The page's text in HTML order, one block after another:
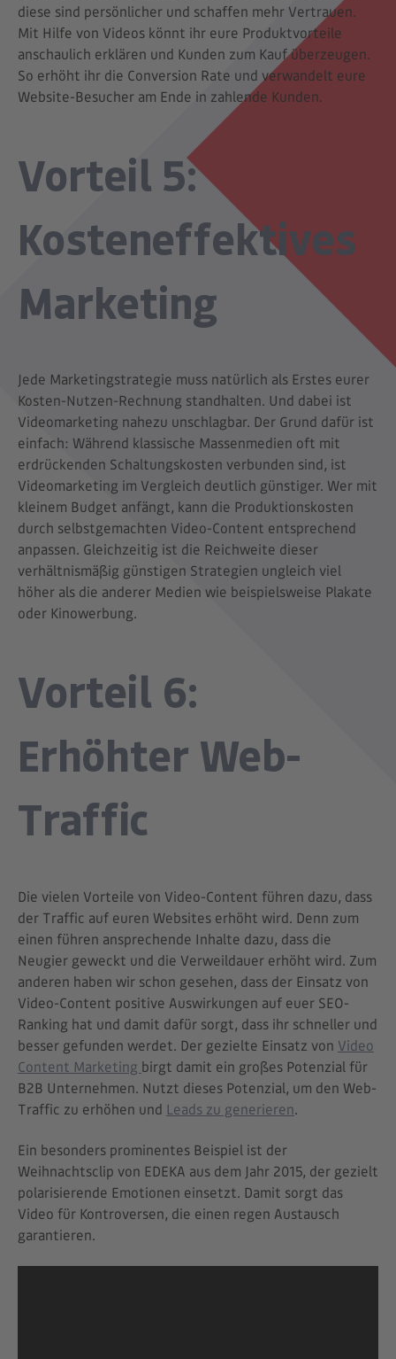
diese sind persönlicher und schaffen mehr Vertrauen.
Mit Hilfe von Videos könnt ihr eure Produktvorteile
anschaulich erklären und Kunden zum Kauf überzeugen.
So erhöht ihr die Conversion Rate und verwandelt eure
Website-Besucher am Ende in zahlende Kunden.
Vorteil 5:
Kosteneffektives
Marketing
Jede Marketingstrategie muss natürlich als Erstes eurer
Kosten-Nutzen-Rechnung standhalten. Und dabei ist
Videomarketing nahezu unschlagbar. Der Grund dafür ist
einfach: Während klassische Massenmedien oft mit
erdrückenden Schaltungskosten verbunden sind, ist
Videomarketing im Vergleich deutlich günstiger. Wer mit
kleinem Budget anfängt, kann die Produktionskosten
durch selbstgemachten Video-Content entsprechend
anpassen. Gleichzeitig ist die Reichweite dieser
verhältnismäßig günstigen Strategien ungleich viel
höher als die anderer Medien wie beispielsweise Plakate
oder Kinowerbung.
Vorteil 6:
Erhöhter Web-
Traffic
Die vielen Vorteile von Video-Content führen dazu, dass
der Traffic auf euren Websites erhöht wird. Denn zum
einen führen ansprechende Inhalte dazu, dass die
Neugier geweckt und die Verweildauer erhöht wird. Zum
anderen haben wir schon gesehen, dass der Einsatz von
Video-Content positive Auswirkungen auf euer SEO-
Ranking hat und damit dafür sorgt, dass ihr schneller und
besser gefunden werdet. Der gezielte Einsatz von Video
Content Marketing birgt damit ein großes Potenzial für
B2B Unternehmen. Nutzt dieses Potenzial, um den Web-
Traffic zu erhöhen und Leads zu generieren.
Ein besonders prominentes Beispiel ist der
Weihnachtsclip von EDEKA aus dem Jahr 2015, der gezielt
polarisierende Emotionen einsetzt. Damit sorgt das
Video für Kontroversen, die einen regen Austausch
garantieren.